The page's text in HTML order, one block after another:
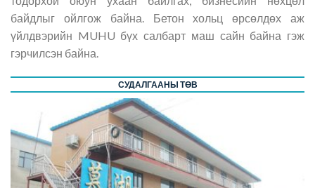
байдлыг ойлгож байна. Бетон хольц өрсөлдөх аж
үйлдвэрийн MUHU бүх салбарт маш сайн байна гэж
гэрчилсэн байна.
СУДАЛГААНЫ ТӨВ